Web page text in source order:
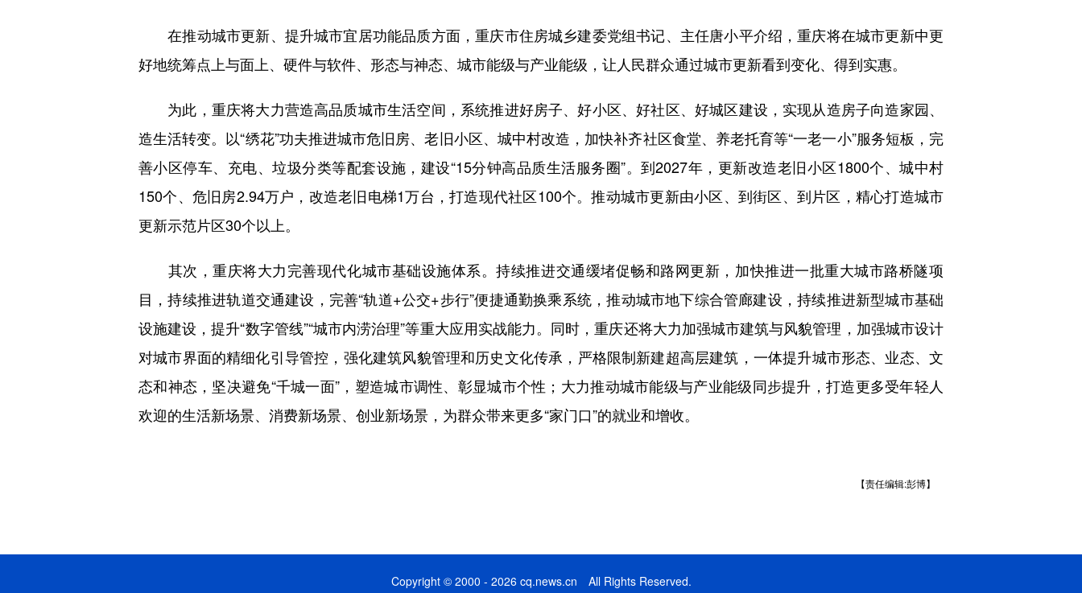
在推动城市更新、提升城市宜居功能品质方面，重庆市住房城乡建委党组书记、主任唐小平介绍，重庆将在城市更新中更
好地统筹点上与面上、硬件与软件、形态与神态、城市能级与产业能级，让人民群众通过城市更新看到变化、得到实惠。
为此，重庆将大力营造高品质城市生活空间，系统推进好房子、好小区、好社区、好城区建设，实现从造房子向造家园、
造生活转变。以“绣花”功夫推进城市危旧房、老旧小区、城中村改造，加快补齐社区食堂、养老托育等“一老一小”服务短板，完
善小区停车、充电、垃圾分类等配套设施，建设“15分钟高品质生活服务圈”。到2027年，更新改造老旧小区1800个、城中村
150个、危旧房2.94万户，改造老旧电梯1万台，打造现代社区100个。推动城市更新由小区、到街区、到片区，精心打造城市
更新示范片区30个以上。
其次，重庆将大力完善现代化城市基础设施体系。持续推进交通缓堵促畅和路网更新，加快推进一批重大城市路桥隧项
目，持续推进轨道交通建设，完善“轨道+公交+步行”便捷通勤换乘系统，推动城市地下综合管廊建设，持续推进新型城市基础
设施建设，提升“数字管线”“城市内涝治理”等重大应用实战能力。同时，重庆还将大力加强城市建筑与风貌管理，加强城市设计
对城市界面的精细化引导管控，强化建筑风貌管理和历史文化传承，严格限制新建超高层建筑，一体提升城市形态、业态、文
态和神态，坚决避免“千城一面”，塑造城市调性、彰显城市个性；大力推动城市能级与产业能级同步提升，打造更多受年轻人
欢迎的生活新场景、消费新场景、创业新场景，为群众带来更多“家门口”的就业和增收。
【责任编辑:彭博】
Copyright © 2000 - 2026 cq.news.cn All Rights Reserved.